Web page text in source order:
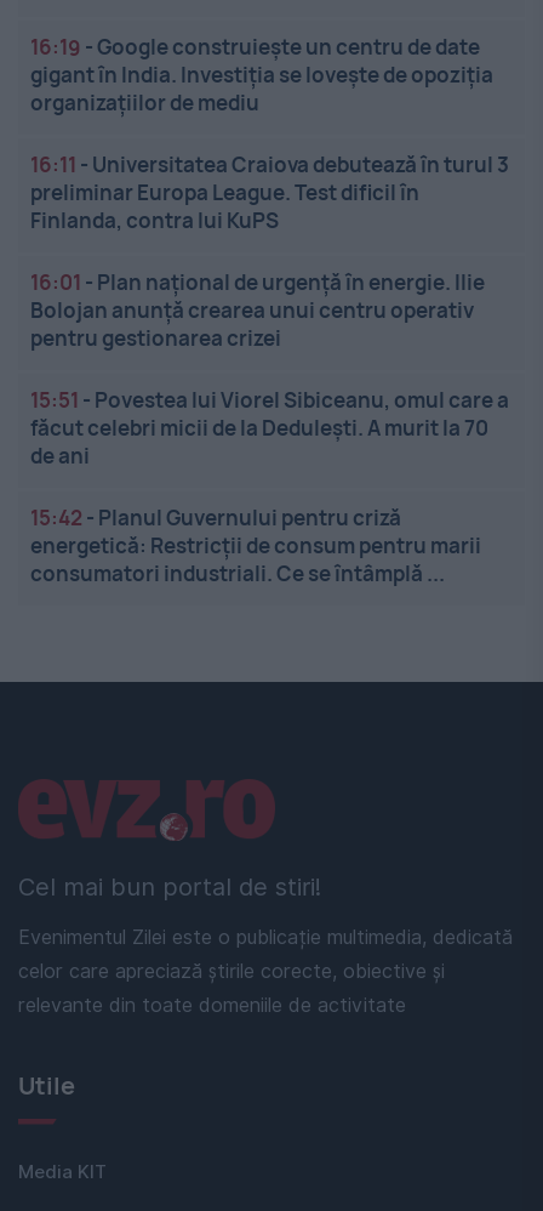
16:19 -Google construiește un centru de date
gigant în India. Investiția se lovește de opoziția
organizațiilor de mediu
16:11 - Universitatea Craiova debutează în turul 3
preliminar Europa League. Test dificil în
Finlanda, contra lui KuPS
16:01 - Plan național de urgență în energie. Ilie
Bolojan anunță crearea unui centru operativ
pentru gestionarea crizei
15:51 - Povestea lui Viorel Sibiceanu, omul care a
făcut celebri micii de la Dedulești. A murit la 70
de ani
15:42 - Planul Guvernului pentru criză
energetică: Restricții de consum pentru marii
consumatori industriali. Ce se întâmplă ...
Cel mai bun portal de stiri!
Evenimentul Zilei este o publicație multimedia, dedicată
celor care apreciază știrile corecte, obiective și
relevante din toate domeniile de activitate
Linkuri utile
Utile
Media KIT